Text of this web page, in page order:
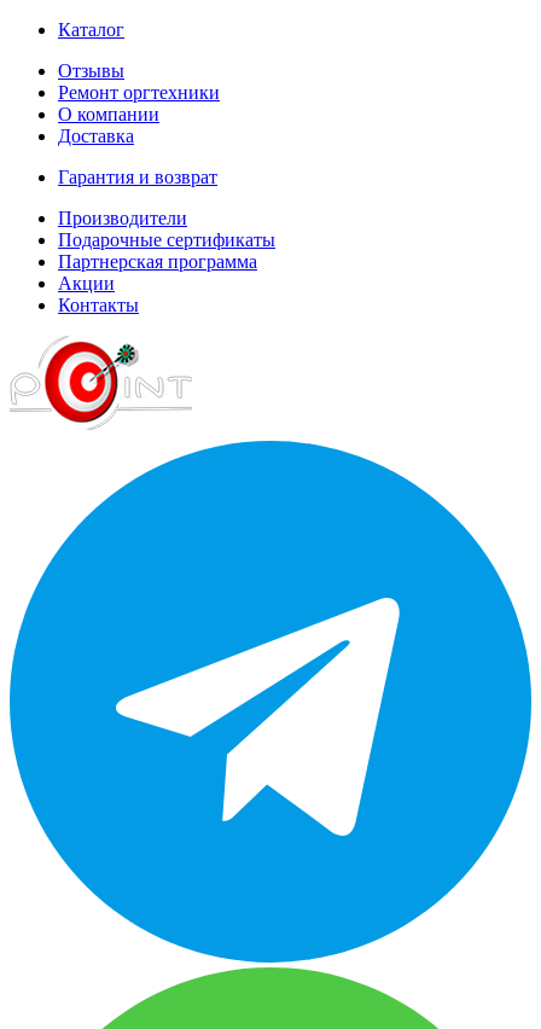
Каталог
Отзывы
Ремонт оргтехники
О компании
Доставка
Гарантия и возврат
Производители
Подарочные сертификаты
Партнерская программа
Акции
Контакты